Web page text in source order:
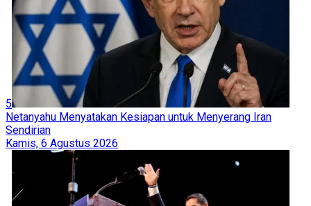
5
Netanyahu Menyatakan Kesiapan untuk Menyerang Iran
Sendirian
Kamis, 6 Agustus 2026